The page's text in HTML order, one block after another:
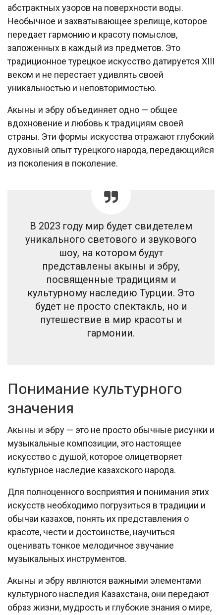
абстрактных узоров на поверхности воды.
Необычное и захватывающее зрелище, которое
передает гармонию и красоту помыслов,
заложенных в каждый из предметов. Это
традиционное турецкое искусство датируется XIII
веком и не перестает удивлять своей
уникальностью и неповторимостью.
Акыны и эбру объединяет одно — общее
вдохновение и любовь к традициям своей
страны. Эти формы искусства отражают глубокий
духовный опыт турецкого народа, передающийся
из поколения в поколение.
В 2023 году мир будет свидетелем
уникального светового и звукового
шоу, на котором будут
представлены акыны и эбру,
посвященные традициям и
культурному наследию Турции. Это
будет не просто спектакль, но и
путешествие в мир красоты и
гармонии.
Понимание культурного
значения
Акыны и эбру — это не просто обычные рисунки и
музыкальные композиции, это настоящее
искусство с душой, которое олицетворяет
культурное наследие казахского народа.
Для полноценного восприятия и понимания этих
искусств необходимо погрузиться в традиции и
обычаи казахов, понять их представления о
красоте, чести и достоинстве, научиться
оценивать тонкое мелодичное звучание
музыкальных инструментов.
Акыны и эбру являются важными элементами
культурного наследия Казахстана, они передают
образ жизни, мудрость и глубокие знания о мире,